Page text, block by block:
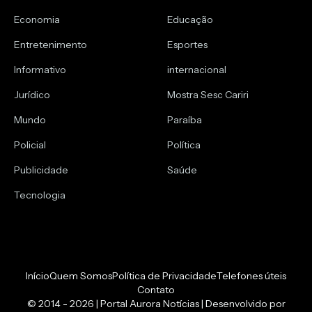
Economia
Educação
Entretenimento
Esportes
Informativo
internacional
Jurídico
Mostra Sesc Cariri
Mundo
Paraíba
Policial
Política
Publicidade
Saúde
Tecnologia
© 2014 - 2026 | Portal Aurora Notícias | Desenvolvido por
InícioQuem SomosPolítica de PrivacidadeTelefones úteis
Contato